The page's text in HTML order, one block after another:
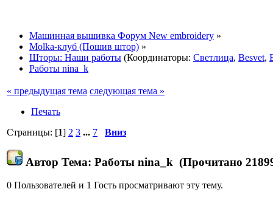
Машинная вышивка Форум New embroidery »
Molka-клуб (Пошив штор) »
Шторы: Наши работы (Координаторы: Светлица, Besvet,
Работы nina_k
« предыдущая тема следующая тема »
Печать
Страницы: [1] 2 3 ... 7 Вниз
Автор Тема: Работы nina_k (Прочитано
0 Пользователей и 1 Гость просматривают эту тему.